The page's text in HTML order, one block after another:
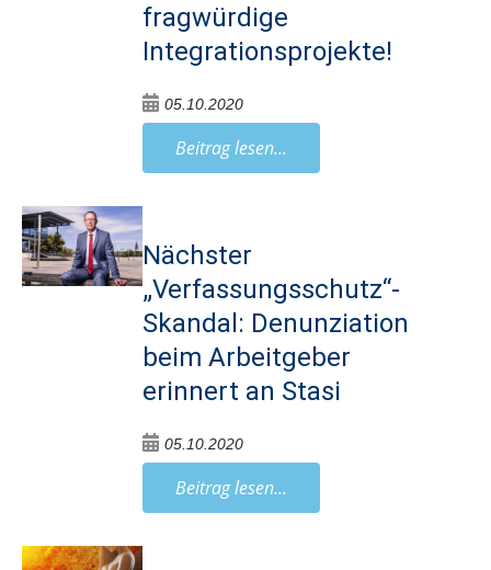
fragwürdige
Integrationsprojekte!
05.10.2020
Beitrag lesen...
Nächster
„Verfassungsschutz“-
Skandal: Denunziation
beim Arbeitgeber
erinnert an Stasi
05.10.2020
Beitrag lesen...